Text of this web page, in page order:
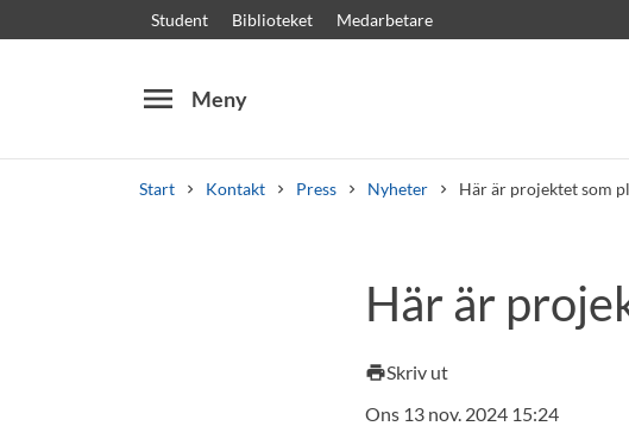
Student Biblioteket Medarbetare
menu Meny
Start Kontakt Press Nyheter Här är projektet som
Kursplaner Välkomstbrev
Här är
printSkriv ut
Ons 13 nov. 2024 15:24